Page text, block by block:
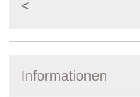
Informationen